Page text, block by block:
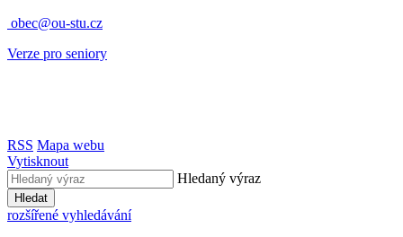
obec@ou-stu.cz
Verze pro seniory
RSS Mapa webu
Vytisknout
Hledaný výraz
Hledat
rozšířené vyhledávání